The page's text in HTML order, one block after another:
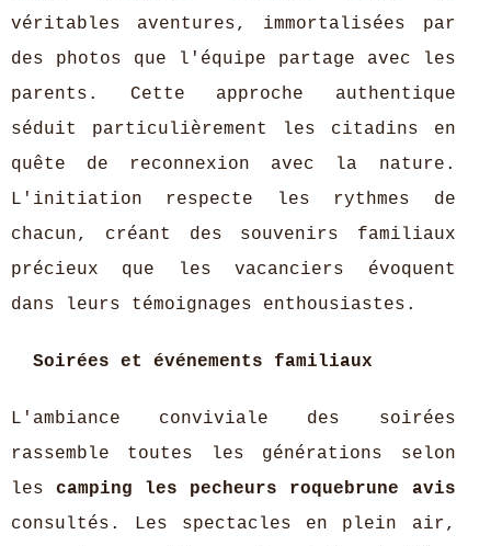
véritables aventures, immortalisées par
des photos que l'équipe partage avec les
parents. Cette approche authentique
séduit particulièrement les citadins en
quête de reconnexion avec la nature.
L'initiation respecte les rythmes de
chacun, créant des souvenirs familiaux
précieux que les vacanciers évoquent
dans leurs témoignages enthousiastes.
Soirées et événements familiaux
L'ambiance conviviale des soirées
rassemble toutes les générations selon
lescamping les pecheurs roquebrune avis
consultés. Les spectacles en plein air,